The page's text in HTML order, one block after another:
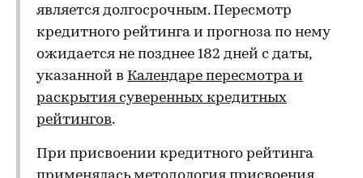
является долгосрочным. Пересмотр
кредитного рейтинга и прогноза по нему
ожидается не позднее 182 дней с даты,
указанной в Календаре пересмотра и
раскрытия суверенных кредитных
рейтингов.
При присвоении кредитного рейтинга